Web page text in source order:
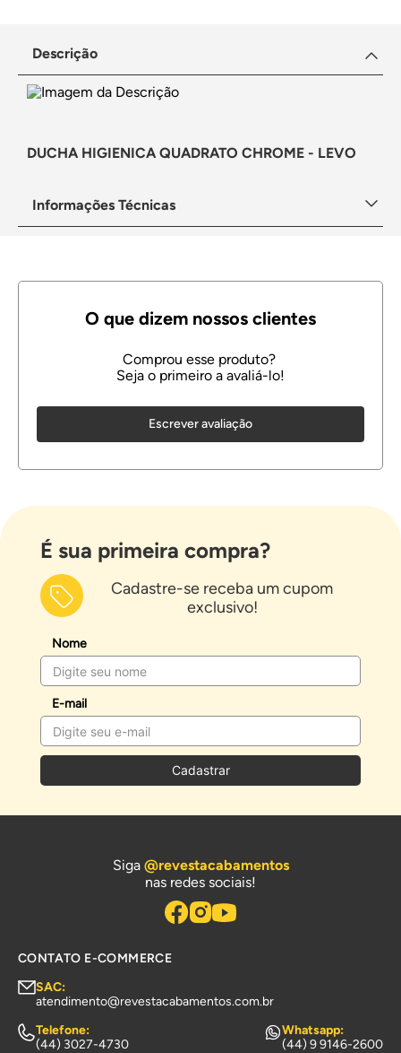
Descrição
DUCHA HIGIENICA QUADRATO CHROME - LEVO
Informações Técnicas
Escrever avaliação
É sua primeira compra?
Cadastre-se receba um cupom
exclusivo!
Nome
E-mail
Cadastrar
Siga @revestacabamentos
nas redes sociais!
CONTATO E-COMMERCE
SAC:
atendimento@revestacabamentos.com.br
Telefone:
(44) 3027-4730
Whatsapp:
(44) 9 9146-2600